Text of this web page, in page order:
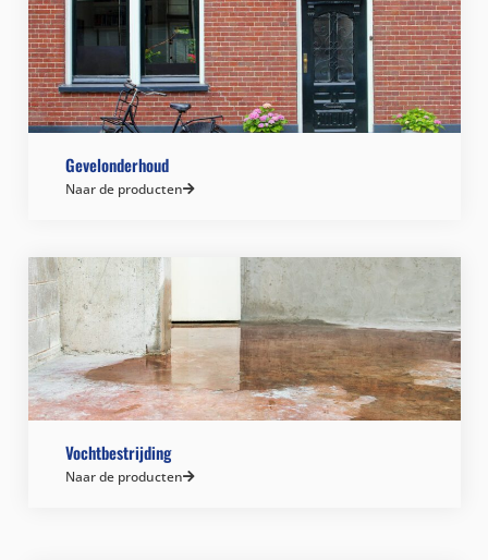
Gevelonderhoud
Naar de producten
Vochtbestrijding
Naar de producten